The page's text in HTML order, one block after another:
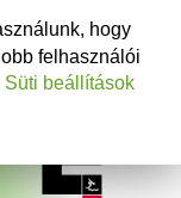
hogy
felhasználói
Süti beállítások